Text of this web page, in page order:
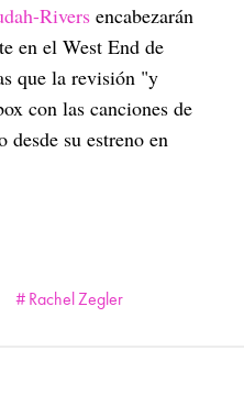
Rivers encabezarán
en el West End de
que la revisión "y
con las canciones de
su estreno en
Rachel Zegler